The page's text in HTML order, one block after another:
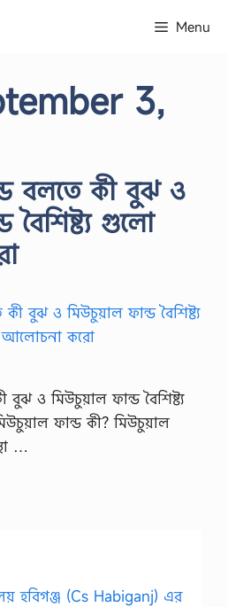
Menu
3,
বলতে কী বুঝ ও
বৈশিষ্ট্য গুলো
ও মিউচুয়াল ফান্ড বৈশিষ্ট্য
ফান্ড কী? মিউচুয়াল
…
হবিগঞ্জ (Cs Habiganj) এর